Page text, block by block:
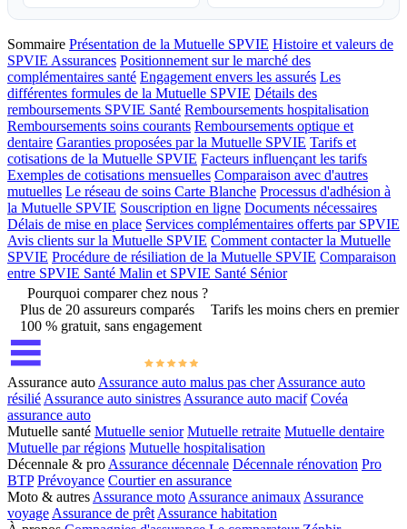
Sommaire Présentation de la Mutuelle SPVIE Histoire et valeurs de
SPVIE Assurances Positionnement sur le marché des
complémentaires santé Engagement envers les assurés Les
différentes formules de la Mutuelle SPVIE Détails des
remboursements SPVIE Santé Remboursements hospitalisation
Remboursements soins courants Remboursements optique et
dentaire Garanties proposées par la Mutuelle SPVIE Tarifs et
cotisations de la Mutuelle SPVIE Facteurs influençant les tarifs
Exemples de cotisations mensuelles Comparaison avec d'autres
mutuelles Le réseau de soins Carte Blanche Processus d'adhésion à
la Mutuelle SPVIE Souscription en ligne Documents nécessaires
Délais de mise en place Services complémentaires offerts par SPVIE
Avis clients sur la Mutuelle SPVIE Comment contacter la Mutuelle
SPVIE Procédure de résiliation de la Mutuelle SPVIE Comparaison
entre SPVIE Santé Malin et SPVIE Santé Sénior
Pourquoi comparer chez nous ?
Plus de 20 assureurs comparés
Tarifs les moins chers en premier
100 % gratuit, sans engagement
Assurance auto Assurance auto malus pas cher Assurance auto
résilié Assurance auto sinistres Assurance auto macif Covéa
assurance auto
Mutuelle santé Mutuelle senior Mutuelle retraite Mutuelle dentaire
Mutuelle par régions Mutuelle hospitalisation
Décennale & pro Assurance décennale Décennale rénovation Pro
BTP Prévoyance Courtier en assurance
Moto & autres Assurance moto Assurance animaux Assurance
voyage Assurance de prêt Assurance habitation